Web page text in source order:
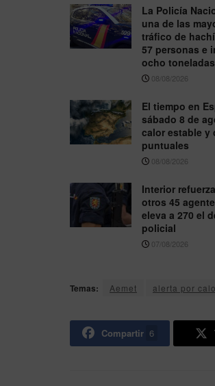
La Policía
una de las
tráfico de
57 personas e
ocho
08/08/2026
El tiempo en
sábado 8 de
calor estable y
puntuales
08/08/2026
Interior
otros 45
eleva a 270 el
policial
07/08/2026
Temas: Aemet alerta por
Compartir 6